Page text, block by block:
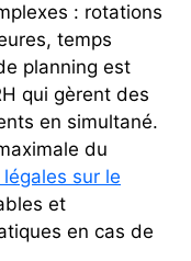
: rotations
temps
planning est
qui gèrent des
en simultané.
du
sur le
et
en cas de